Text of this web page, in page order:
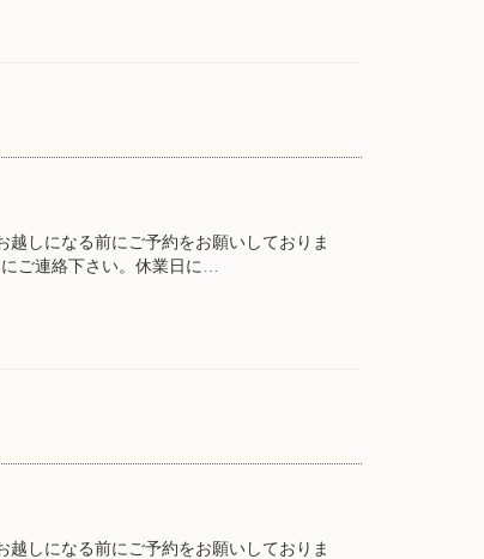
しになる前にご予約をお願いしておりま
ご連絡下さい。休業日に
しになる前にご予約をお願いしておりま